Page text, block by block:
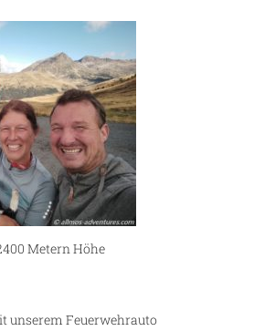
Metern Höhe
unserem Feuerwehrauto